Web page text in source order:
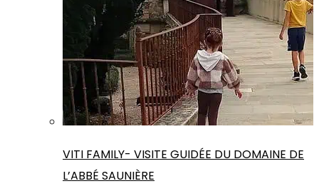
VITI FAMILY- VISITE GUIDÉE DU DOMAINE DE
L’ABBÉ SAUNIÈRE